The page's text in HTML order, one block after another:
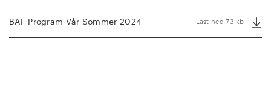
BAF Program Vår Sommer 2024 Last ned 73 kb